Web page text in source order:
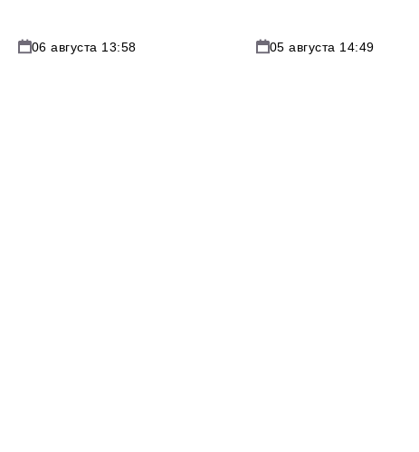
06 августа 13:58 05 августа 14:49